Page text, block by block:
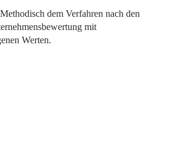
dem Verfahren nach den
mit
Werten.